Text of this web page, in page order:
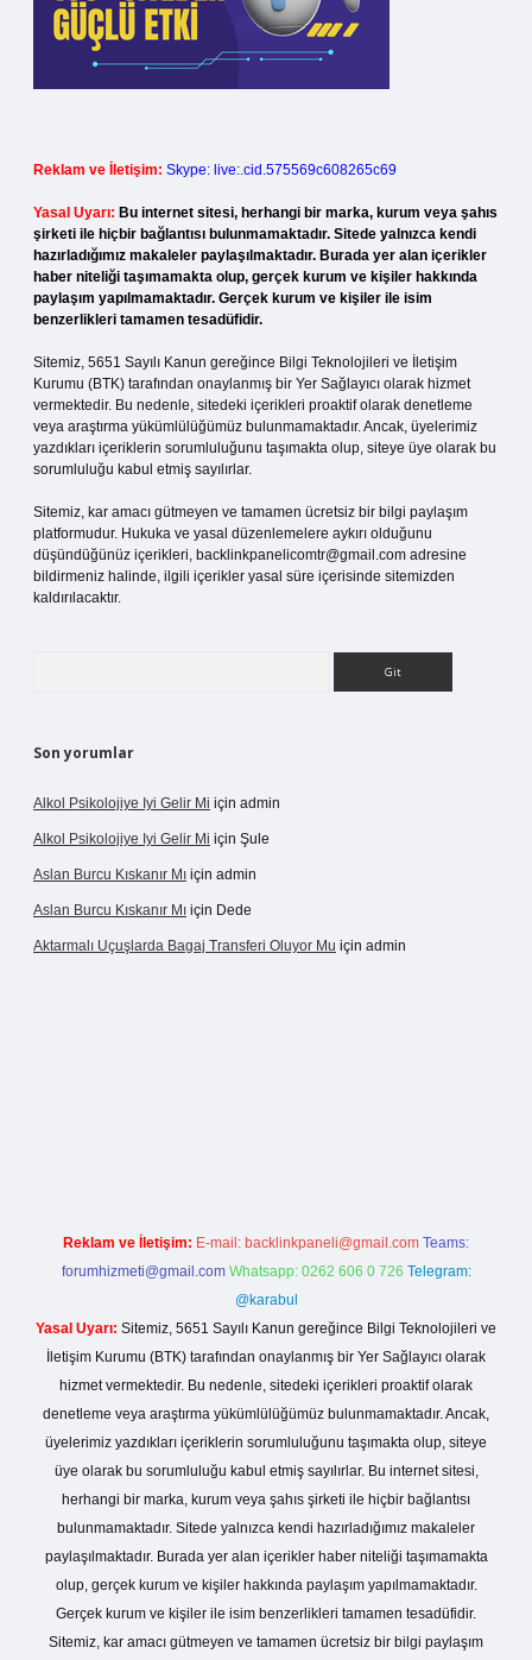
Reklam ve İletişim: Skype: live:.cid.575569c608265c69
Yasal Uyarı: Bu internet sitesi, herhangi bir marka, kurum veya şahıs
şirketi ile hiçbir bağlantısı bulunmamaktadır. Sitede yalnızca kendi
hazırladığımız makaleler paylaşılmaktadır. Burada yer alan içerikler
haber niteliği taşımamakta olup, gerçek kurum ve kişiler hakkında
paylaşım yapılmamaktadır. Gerçek kurum ve kişiler ile isim
benzerlikleri tamamen tesadüfidir.
Sitemiz, 5651 Sayılı Kanun gereğince Bilgi Teknolojileri ve İletişim
Kurumu (BTK) tarafından onaylanmış bir Yer Sağlayıcı olarak hizmet
vermektedir. Bu nedenle, sitedeki içerikleri proaktif olarak denetleme
veya araştırma yükümlülüğümüz bulunmamaktadır. Ancak, üyelerimiz
yazdıkları içeriklerin sorumluluğunu taşımakta olup, siteye üye olarak bu
sorumluluğu kabul etmiş sayılırlar.
Sitemiz, kar amacı gütmeyen ve tamamen ücretsiz bir bilgi paylaşım
platformudur. Hukuka ve yasal düzenlemelere aykırı olduğunu
düşündüğünüz içerikleri, backlinkpanelicomtr@gmail.com adresine
bildirmeniz halinde, ilgili içerikler yasal süre içerisinde sitemizden
kaldırılacaktır.
Son yorumlar
Alkol Psikolojiye Iyi Gelir Mi için admin
Alkol Psikolojiye Iyi Gelir Mi için Şule
Aslan Burcu Kıskanır Mı için admin
Aslan Burcu Kıskanır Mı için Dede
Aktarmalı Uçuşlarda Bagaj Transferi Oluyor Mu için admin
Reklam ve İletişim: E-mail: backlinkpaneli@gmail.com Teams:
forumhizmeti@gmail.com Whatsapp: 0262 606 0 726 Telegram:
@karabul
Yasal Uyarı: Sitemiz, 5651 Sayılı Kanun gereğince Bilgi Teknolojileri ve
İletişim Kurumu (BTK) tarafından onaylanmış bir Yer Sağlayıcı olarak
hizmet vermektedir. Bu nedenle, sitedeki içerikleri proaktif olarak
denetleme veya araştırma yükümlülüğümüz bulunmamaktadır. Ancak,
üyelerimiz yazdıkları içeriklerin sorumluluğunu taşımakta olup, siteye
üye olarak bu sorumluluğu kabul etmiş sayılırlar. Bu internet sitesi,
herhangi bir marka, kurum veya şahıs şirketi ile hiçbir bağlantısı
bulunmamaktadır. Sitede yalnızca kendi hazırladığımız makaleler
paylaşılmaktadır. Burada yer alan içerikler haber niteliği taşımamakta
olup, gerçek kurum ve kişiler hakkında paylaşım yapılmamaktadır.
Gerçek kurum ve kişiler ile isim benzerlikleri tamamen tesadüfidir.
Sitemiz, kar amacı gütmeyen ve tamamen ücretsiz bir bilgi paylaşım